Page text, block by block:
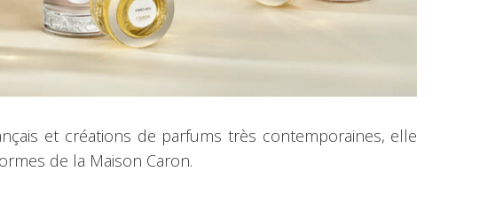
et créations de parfums très contemporaines, elle
de la Maison Caron.